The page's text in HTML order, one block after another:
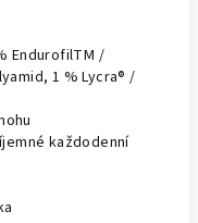
EndurofilTM /
1 % Lycra® /
každodenní